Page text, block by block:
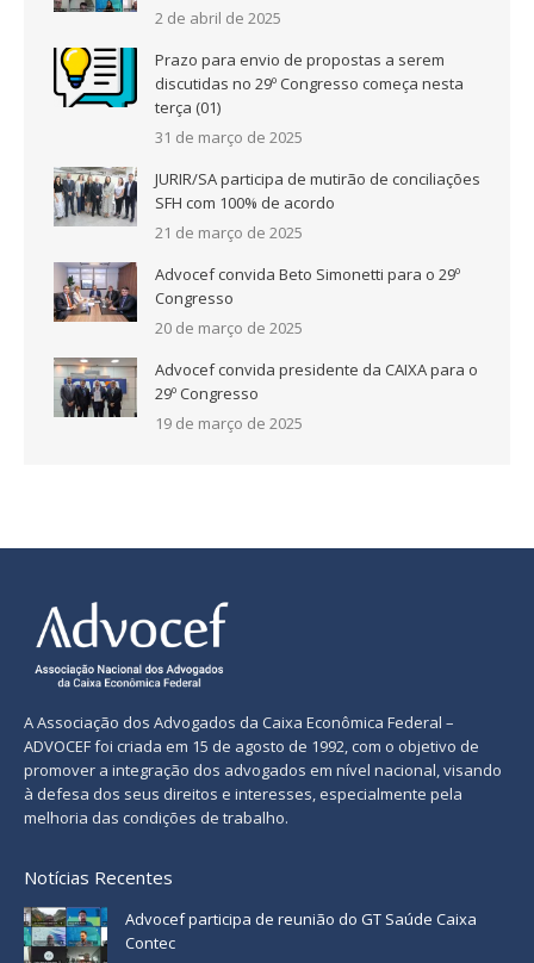
2 de abril de 2025
Prazo para envio de propostas a serem
discutidas no 29º Congresso começa nesta
terça (01)
31 de março de 2025
JURIR/SA participa de mutirão de conciliações
SFH com 100% de acordo
21 de março de 2025
Advocef convida Beto Simonetti para o 29º
Congresso
20 de março de 2025
Advocef convida presidente da CAIXA para o
29º Congresso
19 de março de 2025
A Associação dos Advogados da Caixa Econômica Federal –
ADVOCEF foi criada em 15 de agosto de 1992, com o objetivo de
promover a integração dos advogados em nível nacional, visando
à defesa dos seus direitos e interesses, especialmente pela
melhoria das condições de trabalho.
Notícias Recentes
Advocef participa de reunião do GT Saúde Caixa
Contec